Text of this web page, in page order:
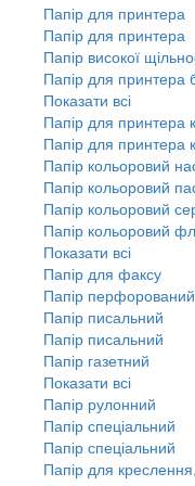
Папір для принтера
Папір для принтера
Папір високої
Папір для принтера
Показати всі
Папір для принтера
Папір для принтера
Папір кольоровий
Папір кольоровий
Папір кольоровий
Папір кольоровий
Показати всі
Папір для факсу
Папір перфорований
Папір писальний
Папір писальний
Папір газетний
Показати всі
Папір рулонний
Папір спеціальний
Папір спеціальний
Папір для